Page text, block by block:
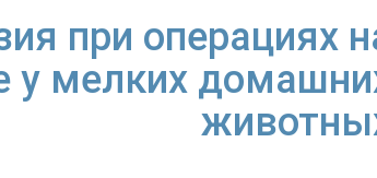
при операциях
у мелких